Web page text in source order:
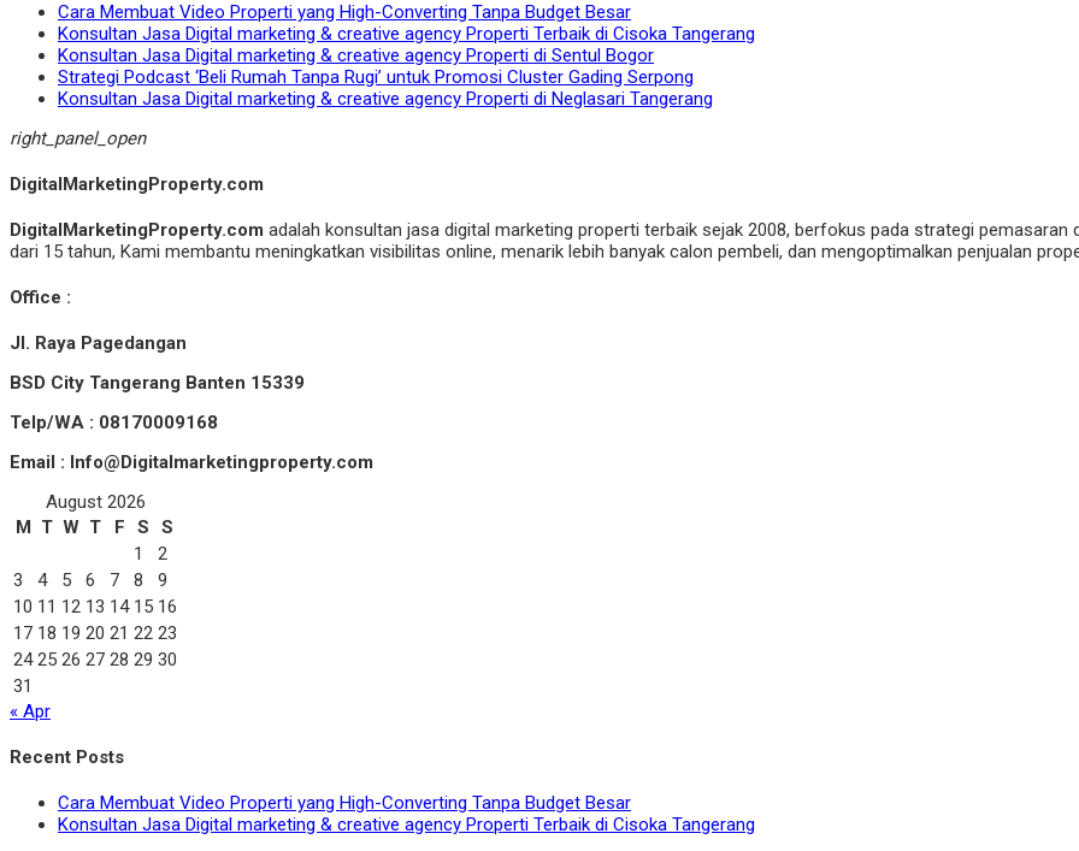
Cara Membuat Video Properti yang High-Converting Tanpa Budget Besar
Konsultan Jasa Digital marketing & creative agency Properti Terbaik di Cisoka Tangerang
Konsultan Jasa Digital marketing & creative agency Properti di Sentul Bogor
Strategi Podcast ‘Beli Rumah Tanpa Rugi’ untuk Promosi Cluster Gading Serpong
Konsultan Jasa Digital marketing & creative agency Properti di Neglasari Tangerang
right_panel_open
DigitalMarketingProperty.com
DigitalMarketingProperty.com adalah konsultan jasa digital marketing properti terbaik sejak 2008, berfokus pada strategi pemasaran
dari 15 tahun, Kami membantu meningkatkan visibilitas online, menarik lebih banyak calon pembeli, dan mengoptimalkan penjualan
Office :
Jl. Raya Pagedangan
BSD City Tangerang Banten 15339
Telp/WA : 08170009168
Email : Info@Digitalmarketingproperty.com
August 2026
M T W T F S
S
1
2
3
4 5 6 7 8
9
10 11 12 13 14 15 16
17 18 19 20 21 22 23
24 25 26 27 28 29 30
31
« Apr
Recent Posts
Cara Membuat Video Properti yang High-Converting Tanpa Budget Besar
Konsultan Jasa Digital marketing & creative agency Properti Terbaik di Cisoka Tangerang